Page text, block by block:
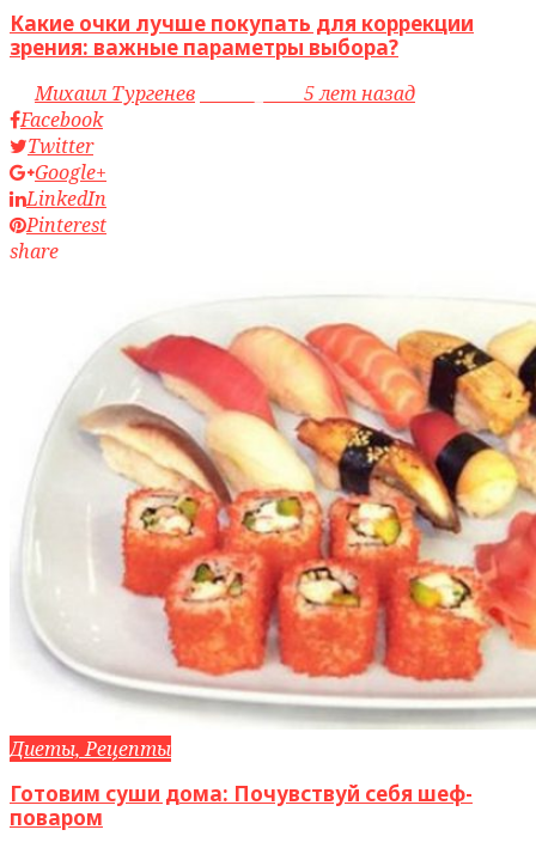
Какие очки лучше покупать для коррекции
зрения: важные параметры выбора?
byМихаил Тургенев
5 лет назад
Facebook
Twitter
Google+
LinkedIn
Pinterest
share
Диеты, Рецепты
Готовим суши дома: Почувствуй себя шеф-
поваром